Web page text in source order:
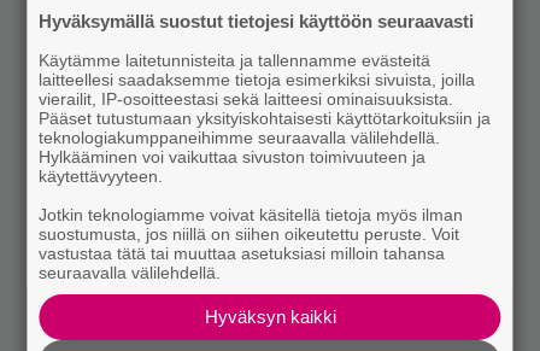
Hyväksymällä suostut tietojesi käyttöön seuraavasti
Käytämme laitetunnisteita ja tallennamme evästeitä
laitteellesi saadaksemme tietoja esimerkiksi sivuista, joilla
vierailit, IP-osoitteestasi sekä laitteesi ominaisuuksista.
Pääset tutustumaan yksityiskohtaisesti käyttötarkoituksiin ja
teknologiakumppaneihimme seuraavalla välilehdellä.
Hylkääminen voi vaikuttaa sivuston toimivuuteen ja
käytettävyyteen.
Jotkin teknologiamme voivat käsitellä tietoja myös ilman
suostumusta, jos niillä on siihen oikeutettu peruste. Voit
vastustaa tätä tai muuttaa asetuksiasi milloin tahansa
seuraavalla välilehdellä.
Hyväksyn kaikki